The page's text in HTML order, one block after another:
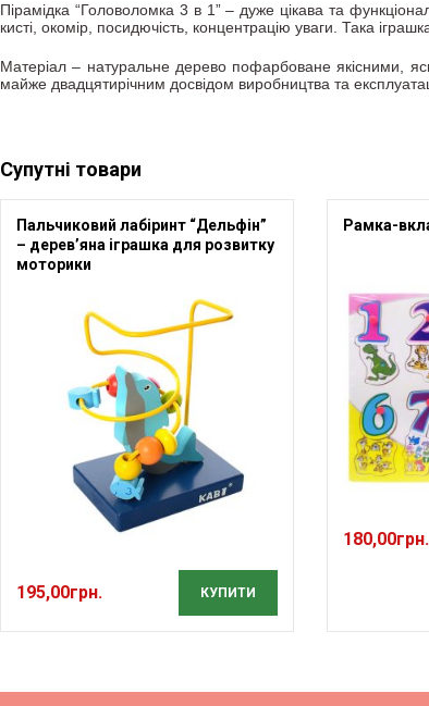
Пірамідка “Головоломка 3 в 1” – дуже цікава та
кисті, окомір, посидючість, концентрацію уваги. Така
Матеріал – натуральне дерево пофарбоване якісними,
майже двадцятирічним досвідом виробництва та
Супутні товари
Пальчиковий лабіринт “Дельфін”
– дерев’яна іграшка для розвитку
моторики
195,00грн. КУПИТИ
Рамка-
180,00грн.